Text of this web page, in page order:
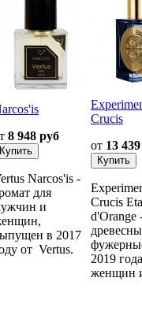
8 948 руб
Narcos'is -
для
и
в 2017
от Vertus.
Crucis
от 13
Crucis
d'Orange
2019
женщин